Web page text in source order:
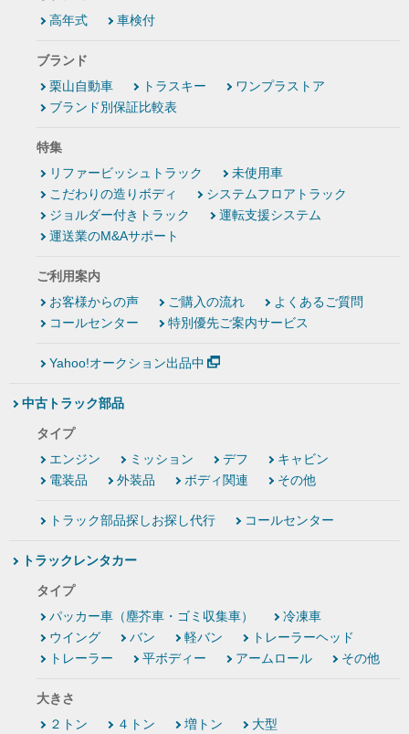
高年式
車検付
ブランド
栗山自動車
トラスキー
ワンプラストア
ブランド別保証比較表
特集
リファービッシュトラック
未使用車
こだわりの造りボディ
システムフロアトラック
ジョルダー付きトラック
運転支援システム
運送業のM&Aサポート
ご利用案内
お客様からの声
ご購入の流れ
よくあるご質問
コールセンター
特別優先ご案内サービス
Yahoo!オークション出品中
中古トラック部品
タイプ
エンジン
ミッション デフ
キャビン
電装品
外装品 ボディ関連 その他
トラック部品探しお探し代行 コールセンター
トラックレンタカー
タイプ
パッカー車（塵芥車・ゴミ収集車）
冷凍車
ウイング
バン 軽バン
トレーラーヘッド
トレーラー
平ボディー アームロール その他
大きさ
２トン
４トン 増トン 大型